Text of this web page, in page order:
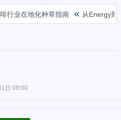
业在地化种草指南 « 从Energy到红
日 08:00